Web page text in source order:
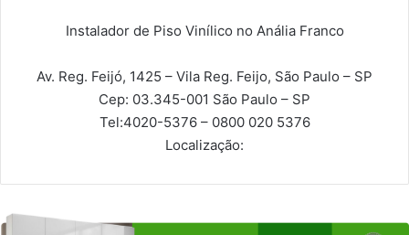
Instalador de Piso Vinílico no Anália Franco
Av. Reg. Feijó, 1425 – Vila Reg. Feijo, São Paulo – SP
Cep: 03.345-001 São Paulo – SP
Tel:4020-5376 – 0800 020 5376
Localização: